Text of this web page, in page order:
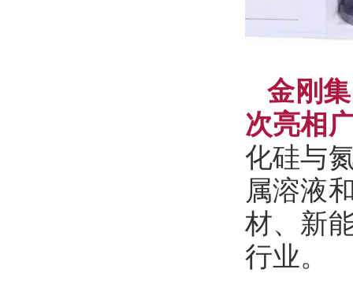
金刚
次亮相
化硅与
属溶液
材、新
行业。